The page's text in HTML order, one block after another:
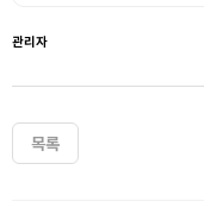
관리자
목록